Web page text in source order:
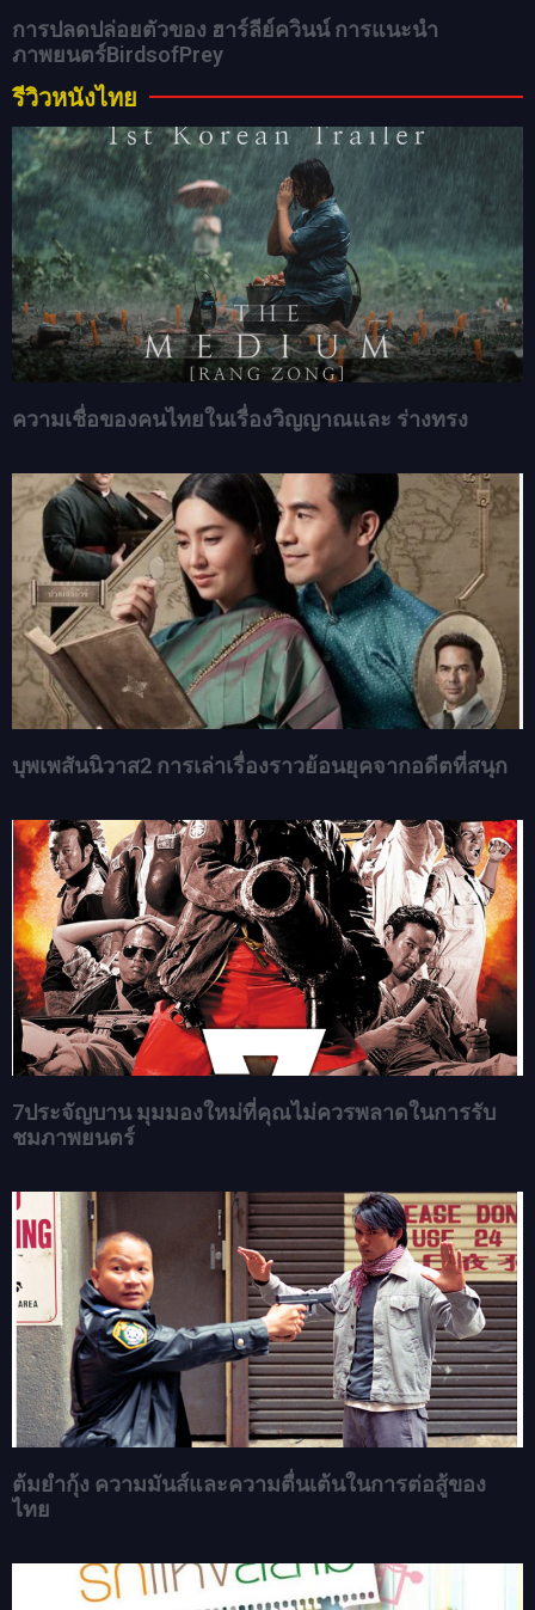
การปลดปล่อยตัวของ ฮาร์ลีย์ควินน์ การแนะนำ
ภาพยนตร์BirdsofPrey
รีวิวหนังไทย
ความเชื่อของคนไทยในเรื่องวิญญาณและ ร่างทรง
บุพเพสันนิวาส2 การเล่าเรื่องราวย้อนยุคจากอดีตที่สนุก
7ประจัญบาน มุมมองใหม่ที่คุณไม่ควรพลาดในการรับ
ชมภาพยนตร์
ต้มยำกุ้ง ความมันส์และความตื่นเต้นในการต่อสู้ของ
ไทย